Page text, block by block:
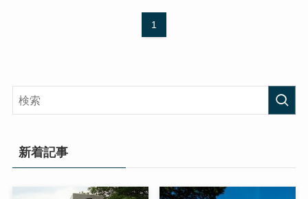
1
新着記事